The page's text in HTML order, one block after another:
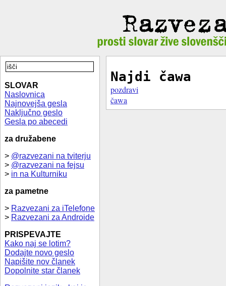
SLOVAR
Naslovnica
Najnovejša gesla
Naključno geslo
Gesla po abecedi
za družabene
> @razvezani na tviterju
> @razvezani na fejsu
> in na Kulturniku
za pametne
> Razvezani za iTelefone
> Razvezani za Androide
PRISPEVAJTE
Kako naj se lotim?
Dodajte novo geslo
Napišite nov članek
Dopolnite star članek
Najdi čawa
pozdravi
čawa